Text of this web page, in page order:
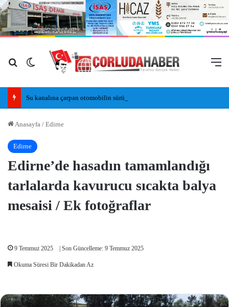
Arama yap ...
Dış görünümü değiştir
Su kanalına çarpan otomobilin sürücüsü yaralandı
Anasayfa / Edirne
Edirne
Edirne’de hasadın tamamlandığı
tarlalarda kavurucu sıcakta balya
mesaisi / Ek fotoğraflar
9 Temmuz 2025 | Son Güncelleme: 9 Temmuz 2025
Okuma Süresi Bir Dakikadan Az